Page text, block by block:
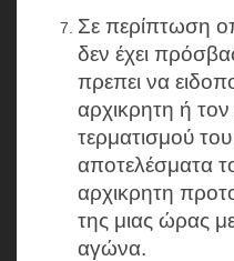
Σε περίπτωση
δεν έχει
πρεπει να
αρχικρητη ή τον
τερματισμού
αποτελέσματα
αρχικρητη
της μιας ώρας
αγώνα.